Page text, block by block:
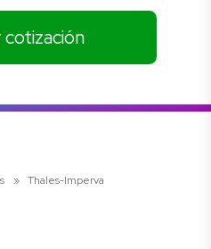
cotización
» Thales-Imperva